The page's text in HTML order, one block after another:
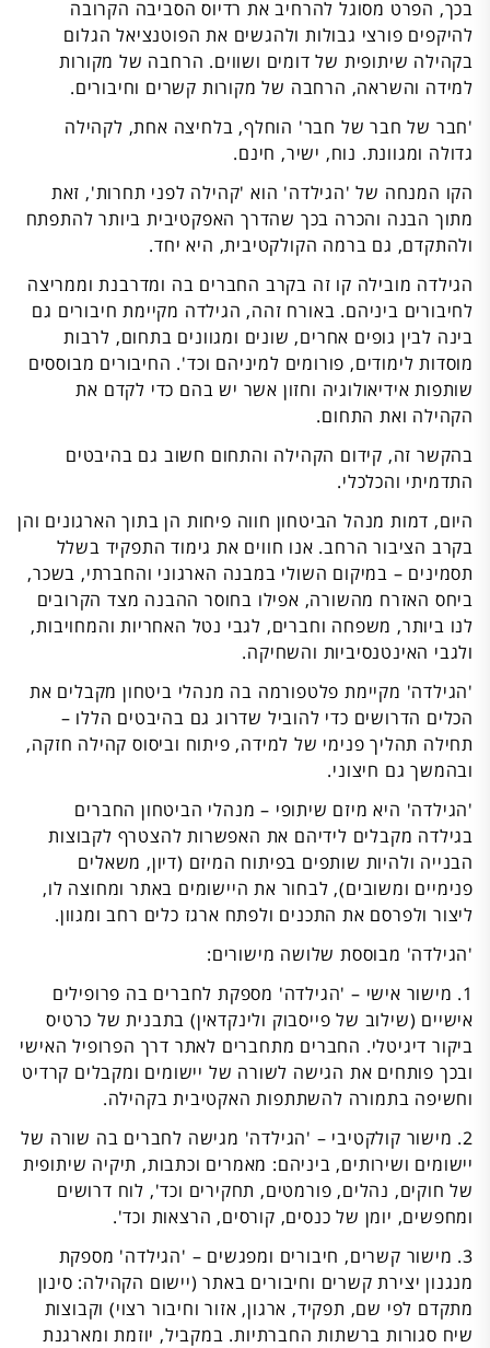
בכך, הפרט מסוגל להרחיב את רדיוס הסביבה הקרובה
להיקפים פורצי גבולות ולהגשים את הפוטנציאל הגלום
בקהילה שיתופית של דומים ושווים. הרחבה של מקורות
למידה והשראה, הרחבה של מקורות קשרים וחיבורים.
'חבר של חבר של חבר' הוחלף, בלחיצה אחת, לקהילה
גדולה ומגוונת. נוח, ישיר, חינם.
הקו המנחה של 'הגילדה' הוא 'קהילה לפני תחרות', זאת
מתוך הבנה והכרה בכך שהדרך האפקטיבית ביותר להתפתח
ולהתקדם, גם ברמה הקולקטיבית, היא יחד.
הגילדה מובילה קו זה בקרב החברים בה ומדרבנת וממריצה
לחיבורים ביניהם. באורח זהה, הגילדה מקיימת חיבורים גם
בינה לבין גופים אחרים, שונים ומגוונים בתחום, לרבות
מוסדות לימודים, פורומים למיניהם וכד'. החיבורים מבוססים
שותפות אידיאולוגיה וחזון אשר יש בהם כדי לקדם את
הקהילה ואת התחום.
בהקשר זה, קידום הקהילה והתחום חשוב גם בהיבטים
התדמיתי והכלכלי.
היום, דמות מנהל הביטחון חווה פיחות הן בתוך הארגונים והן
בקרב הציבור הרחב. אנו חווים את גימוד התפקיד בשלל
תסמינים – במיקום השולי במבנה הארגוני והחברתי, בשכר,
ביחס האזרח מהשורה, אפילו בחוסר ההבנה מצד הקרובים
לנו ביותר, משפחה וחברים, לגבי נטל האחריות והמחויבות,
ולגבי האינטנסיביות והשחיקה.
'הגילדה' מקיימת פלטפורמה בה מנהלי ביטחון מקבלים את
הכלים הדרושים כדי להוביל שדרוג גם בהיבטים הללו –
תחילה תהליך פנימי של למידה, פיתוח וביסוס קהילה חזקה,
ובהמשך גם חיצוני.
'הגילדה' היא מיזם שיתופי – מנהלי הביטחון החברים
בגילדה מקבלים לידיהם את האפשרות להצטרף לקבוצות
הבנייה ולהיות שותפים בפיתוח המיזם (דיון, משאלים
פנימיים ומשובים), לבחור את היישומים באתר ומחוצה לו,
ליצור ולפרסם את התכנים ולפתח ארגז כלים רחב ומגוון.
'הגילדה' מבוססת שלושה מישורים:
1. מישור אישי – 'הגילדה' מספקת לחברים בה פרופילים
אישיים (שילוב של פייסבוק ולינקדאין) בתבנית של כרטיס
ביקור דיגיטלי. החברים מתחברים לאתר דרך הפרופיל האישי
ובכך פותחים את הגישה לשורה של יישומים ומקבלים קרדיט
וחשיפה בתמורה להשתתפות האקטיבית בקהילה.
2. מישור קולקטיבי – 'הגילדה' מגישה לחברים בה שורה של
יישומים ושירותים, ביניהם: מאמרים וכתבות, תיקיה שיתופית
של חוקים, נהלים, פורמטים, תחקירים וכד', לוח דרושים
ומחפשים, יומן של כנסים, קורסים, הרצאות וכד'.
3. מישור קשרים, חיבורים ומפגשים – 'הגילדה' מספקת
מנגנון יצירת קשרים וחיבורים באתר (יישום הקהילה: סינון
מתקדם לפי שם, תפקיד, ארגון, אזור וחיבור רצוי) וקבוצות
שיח סגורות ברשתות החברתיות. במקביל, יוזמת ומארגנת